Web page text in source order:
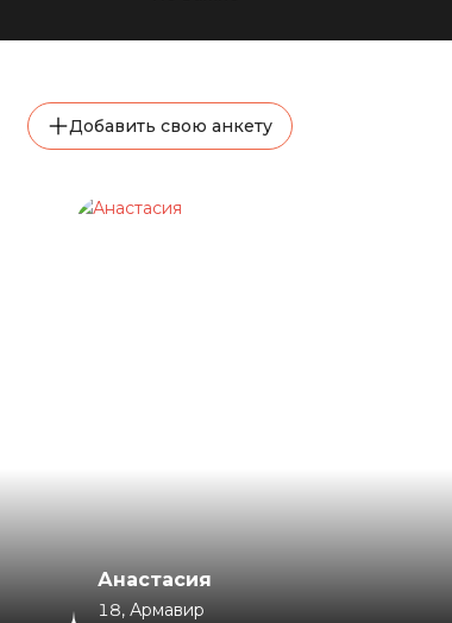
Добавить свою анкету
Анастасия
18, Армавир